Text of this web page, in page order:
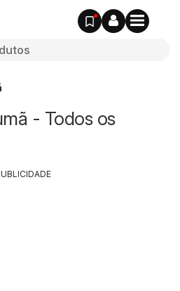
- Todos os